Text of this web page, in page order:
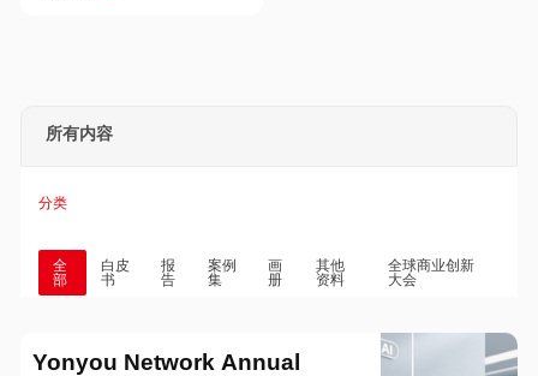
所有内容
分类
全
部
白皮
书
报
告
案例
集
画
册
其他
资料
全球商业创新
大会
Yonyou Network Annual